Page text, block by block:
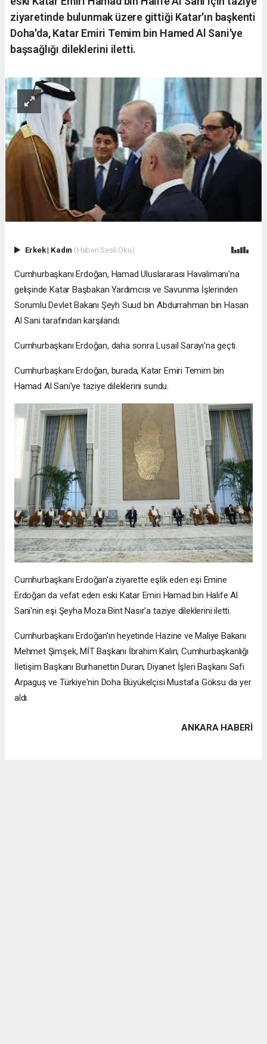
ziyaretinde bulunmak üzere gittiği Katar'ın başkenti
Doha'da, Katar Emiri Temim bin Hamed Al Sani'ye
başsağlığı dileklerini iletti.
Erkek| Kadın (Haberi Sesli Oku)
Cumhurbaşkanı Erdoğan, Hamad Uluslararası Havalimanı'na
gelişinde Katar Başbakan Yardımcısı ve Savunma İşlerinden
Sorumlu Devlet Bakanı Şeyh Suud bin Abdurrahman bin Hasan
Al Sani tarafından karşılandı.
Cumhurbaşkanı Erdoğan, daha sonra Lusail Sarayı'na geçti.
Cumhurbaşkanı Erdoğan, burada, Katar Emiri Temim bin
Hamad Al Sani'ye taziye dileklerini sundu.
Cumhurbaşkanı Erdoğan'a ziyarette eşlik eden eşi Emine
Erdoğan da vefat eden eski Katar Emiri Hamad bin Halife Al
Sani'nin eşi Şeyha Moza Bint Nasır'a taziye dileklerini iletti.
Cumhurbaşkanı Erdoğan'ın heyetinde Hazine ve Maliye Bakanı
Mehmet Şimşek, MİT Başkanı İbrahim Kalın, Cumhurbaşkanlığı
İletişim Başkanı Burhanettin Duran, Diyanet İşleri Başkanı Safi
Arpaguş ve Türkiye'nin Doha Büyükelçisi Mustafa Göksu da yer
aldı.
ANKARA HABERİ